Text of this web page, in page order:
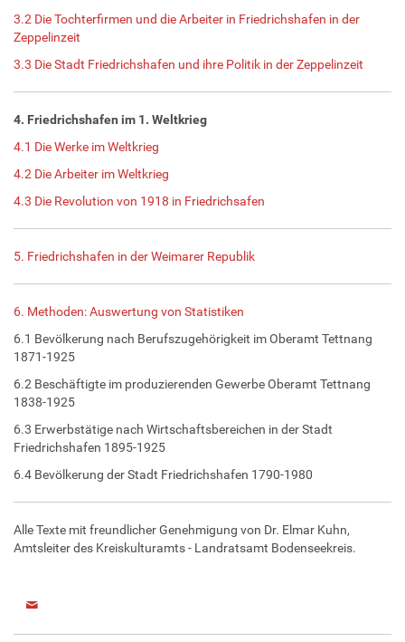
3.2 Die Tochterfirmen und die Arbeiter in Friedrichshafen in der
Zeppelinzeit
3.3 Die Stadt Friedrichshafen und ihre Politik in der Zeppelinzeit
4. Friedrichshafen im 1. Weltkrieg
4.1 Die Werke im Weltkrieg
4.2 Die Arbeiter im Weltkrieg
4.3 Die Revolution von 1918 in Friedrichsafen
5. Friedrichshafen in der Weimarer Republik
6. Methoden: Auswertung von Statistiken
6.1 Bevölkerung nach Berufszugehörigkeit im Oberamt Tettnang
1871-1925
6.2 Beschäftigte im produzierenden Gewerbe Oberamt Tettnang
1838-1925
6.3 Erwerbstätige nach Wirtschaftsbereichen in der Stadt
Friedrichshafen 1895-1925
6.4 Bevölkerung der Stadt Friedrichshafen 1790-1980
Alle Texte mit freundlicher Genehmigung von Dr. Elmar Kuhn,
Amtsleiter des Kreiskulturamts - Landratsamt Bodenseekreis.